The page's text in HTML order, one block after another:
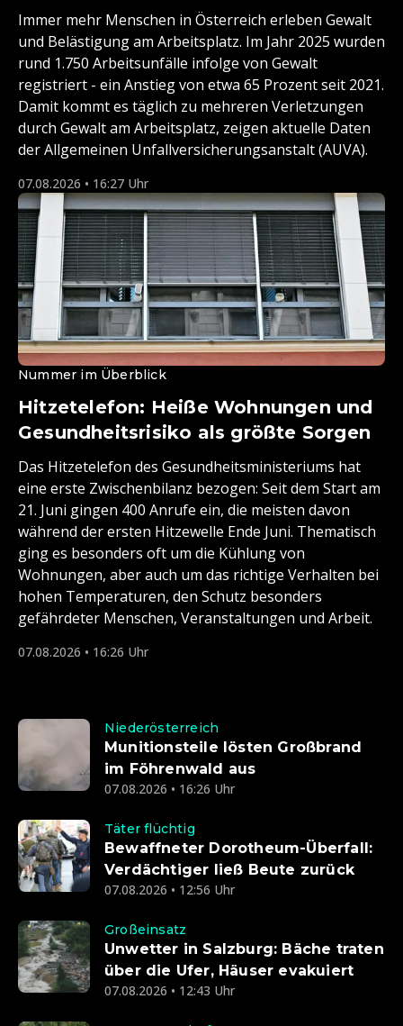
Immer mehr Menschen in Österreich erleben Gewalt
und Belästigung am Arbeitsplatz. Im Jahr 2025 wurden
rund 1.750 Arbeitsunfälle infolge von Gewalt
registriert - ein Anstieg von etwa 65 Prozent seit 2021.
Damit kommt es täglich zu mehreren Verletzungen
durch Gewalt am Arbeitsplatz, zeigen aktuelle Daten
der Allgemeinen Unfallversicherungsanstalt (AUVA).
07.08.2026 • 16:27 Uhr
Nummer im Überblick
Hitzetelefon: Heiße Wohnungen und
Gesundheitsrisiko als größte Sorgen
Das Hitzetelefon des Gesundheitsministeriums hat
eine erste Zwischenbilanz bezogen: Seit dem Start am
21. Juni gingen 400 Anrufe ein, die meisten davon
während der ersten Hitzewelle Ende Juni. Thematisch
ging es besonders oft um die Kühlung von
Wohnungen, aber auch um das richtige Verhalten bei
hohen Temperaturen, den Schutz besonders
gefährdeter Menschen, Veranstaltungen und Arbeit.
07.08.2026 • 16:26 Uhr
Niederösterreich
Munitionsteile lösten Großbrand
im Föhrenwald aus
07.08.2026 • 16:26 Uhr
Täter flüchtig
Bewaffneter Dorotheum-Überfall:
Verdächtiger ließ Beute zurück
07.08.2026 • 12:56 Uhr
Großeinsatz
Unwetter in Salzburg: Bäche traten
über die Ufer, Häuser evakuiert
07.08.2026 • 12:43 Uhr